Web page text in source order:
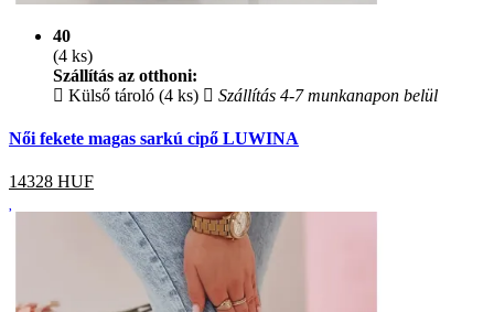
40
(4 ks)
Szállítás az otthoni:
Külső tároló (4 ks)
Szállítás 4-7 munkanapon belül
Női fekete magas sarkú cipő LUWINA
14328 HUF